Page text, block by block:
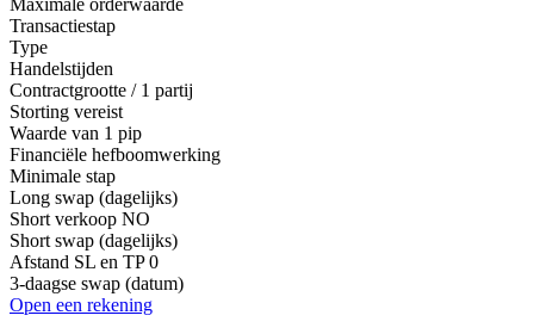
Maximale orderwaarde
Transactiestap
Type
Handelstijden
Contractgrootte / 1 partij
Storting vereist
Waarde van 1 pip
Financiële hefboomwerking
Minimale stap
Long swap (dagelijks)
Short verkoop NO
Short swap (dagelijks)
Afstand SL en TP 0
3-daagse swap (datum)
Open een rekening